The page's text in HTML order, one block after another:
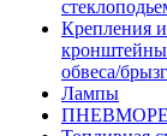
Крепления и
обвеса/
Лампы